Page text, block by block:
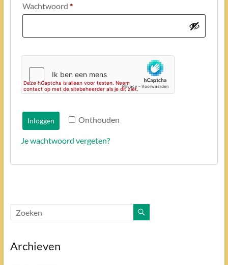
Wachtwoord *Vereist
Onthouden
Inloggen
Je wachtwoord vergeten?
Archieven